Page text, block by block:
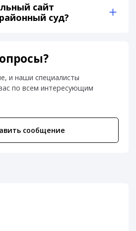
сайт
суд?
и наши специалисты
по всем интересующим
сообщение